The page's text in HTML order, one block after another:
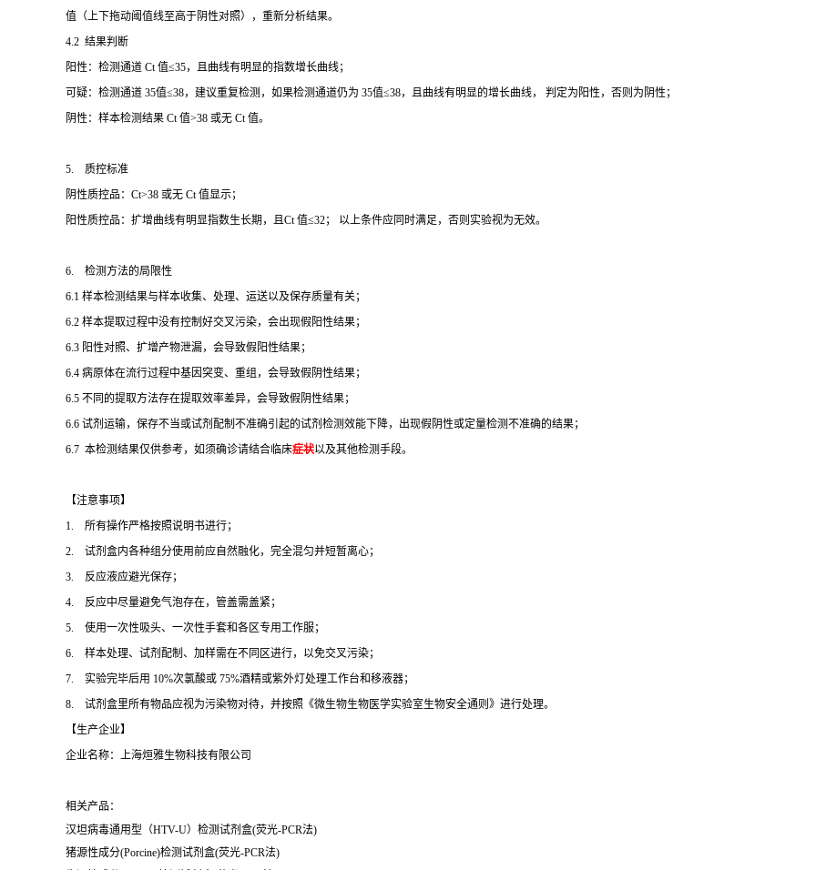
值（上下拖动阈值线至高于阴性对照），重新分析结果。
4.2 结果判断
阳性：检测通道 Ct 值≤35，且曲线有明显的指数增长曲线；
可疑：检测通道 35值≤38，建议重复检测，如果检测通道仍为 35值≤38，且曲线有明显的增长曲线， 判定为阳性，否则为阴性；
阴性：样本检测结果 Ct 值>38 或无 Ct 值。
5. 质控标准
阴性质控品：Ct>38 或无 Ct 值显示；
阳性质控品：扩增曲线有明显指数生长期，且Ct 值≤32； 以上条件应同时满足，否则实验视为无效。
6. 检测方法的局限性
6.1 样本检测结果与样本收集、处理、运送以及保存质量有关；
6.2 样本提取过程中没有控制好交叉污染，会出现假阳性结果；
6.3 阳性对照、扩增产物泄漏，会导致假阳性结果；
6.4 病原体在流行过程中基因突变、重组，会导致假阴性结果；
6.5 不同的提取方法存在提取效率差异，会导致假阴性结果；
6.6 试剂运输，保存不当或试剂配制不准确引起的试剂检测效能下降，出现假阴性或定量检测不准确的结果；
6.7 本检测结果仅供参考，如须确诊请结合临床症状以及其他检测手段。
【注意事项】
1. 所有操作严格按照说明书进行；
2. 试剂盒内各种组分使用前应自然融化，完全混匀并短暂离心；
3. 反应液应避光保存；
4. 反应中尽量避免气泡存在，管盖需盖紧；
5. 使用一次性吸头、一次性手套和各区专用工作服；
6. 样本处理、试剂配制、加样需在不同区进行，以免交叉污染；
7. 实验完毕后用 10%次氯酸或 75%酒精或紫外灯处理工作台和移液器；
8. 试剂盒里所有物品应视为污染物对待，并按照《微生物生物医学实验室生物安全通则》进行处理。
【生产企业】
企业名称：上海烜雅生物科技有限公司
相关产品：
汉坦病毒通用型（HTV-U）检测试剂盒(荧光-PCR法)
猪源性成分(Porcine)检测试剂盒(荧光-PCR法)